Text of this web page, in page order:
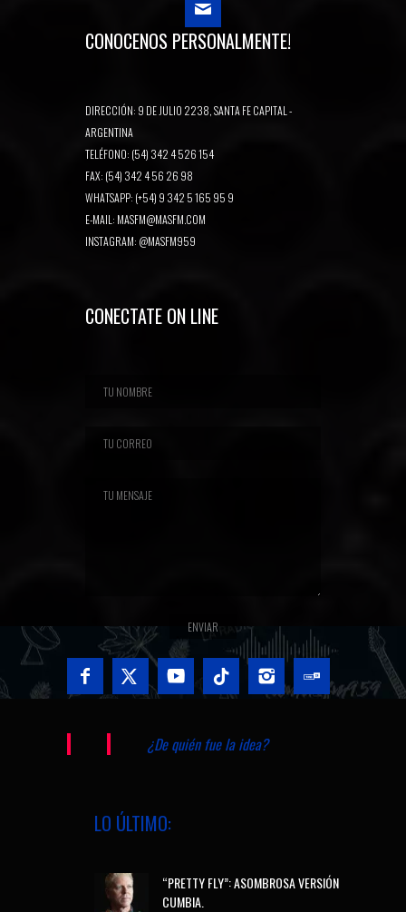
CONOCENOS PERSONALMENTE!
DIRECCIÓN: 9 DE JULIO 2238, SANTA FE CAPITAL -
ARGENTINA
TELÉFONO: (54) 342 4 526 154
FAX: (54) 342 4 56 26 98
WHATSAPP: (+54) 9 342 5 165 95 9
E-MAIL: MASFM@MASFM.COM
INSTAGRAM: @MASFM959
CONECTATE ON LINE
¿De quién fue la idea?
LO ÚLTIMO:
“PRETTY FLY”: ASOMBROSA VERSIÓN
CUMBIA.